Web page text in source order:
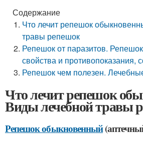
Содержание
Что лечит репешок
травы репешок
Репешок от паразитов.
свойства и противопоказания,
Репешок чем полезен.
Что лечит репешок
Виды лечебной травы
Репешок обыкновенный